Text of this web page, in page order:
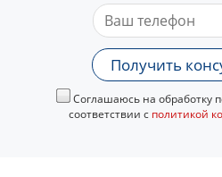
Получить
Соглашаюсь на обработку
соответствии с политикой